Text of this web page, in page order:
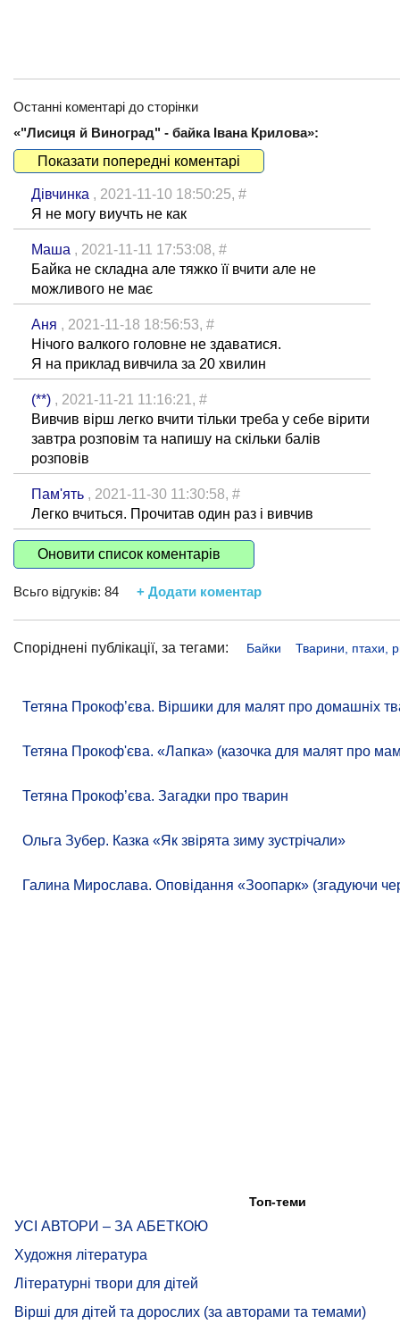
Останні коментарі до сторінки
«"Лисиця й Виноград" - байка Івана Крилова»:
Показати попередні коментарі
Дівчинка , 2021-11-10 18:50:25, #
Я не могу виучть не как
Маша , 2021-11-11 17:53:08, #
Байка не складна але тяжко її вчити але не
можливого не має
Аня , 2021-11-18 18:56:53, #
Нічого валкого головне не здаватися.
Я на приклад вивчила за 20 хвилин
(**) , 2021-11-21 11:16:21, #
Вивчив вірш легко вчити тільки треба у себе вірити
завтра розповім та напишу на скільки балів
розповів
Пам'ять , 2021-11-30 11:30:58, #
Легко вчиться. Прочитав один раз і вивчив
Оновити список коментарів
Всьго відгуків: 84 + Додати коментар
Споріднені публікації, за тегами: Байки Тварини, птахи,
Тетяна Прокоф’єва. Віршики для малят про домашніх
Тетяна Прокоф'єва. «Лапка» (казочка для малят про
Тетяна Прокоф’єва. Загадки про тварин
Ольга Зубер. Казка «Як звірята зиму зустрічали»
Галина Мирослава. Оповідання «Зоопарк» (згадуючи
Топ-теми
УСІ АВТОРИ – ЗА АБЕТКОЮ
Художня література
Літературні твори для дітей
Вірші для дітей та дорослих (за авторами та темами)